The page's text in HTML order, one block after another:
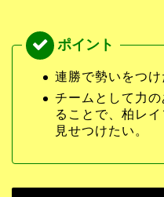
連勝で勢いをつけ
チームとして力
ることで、柏レ
見せつけたい。